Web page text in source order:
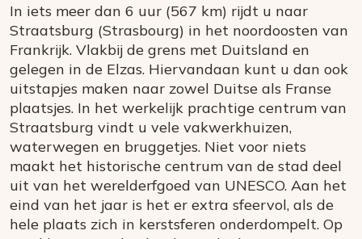
In iets meer dan 6 uur (567 km) rijdt u naar
Straatsburg (Strasbourg) in het noordoosten van
Frankrijk. Vlakbij de grens met Duitsland en
gelegen in de Elzas. Hiervandaan kunt u dan ook
uitstapjes maken naar zowel Duitse als Franse
plaatsjes. In het werkelijk prachtige centrum van
Straatsburg vindt u vele vakwerkhuizen,
waterwegen en bruggetjes. Niet voor niets
maakt het historische centrum van de stad deel
uit van het werelderfgoed van UNESCO. Aan het
eind van het jaar is het er extra sfeervol, als de
hele plaats zich in kerstsferen onderdompelt. Op